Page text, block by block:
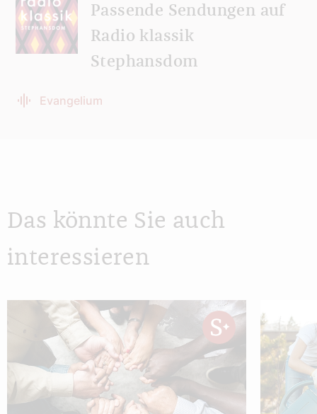
Passende Sendungen auf
Radio klassik
Stephansdom
Evangelium
Das könnte Sie auch
interessieren